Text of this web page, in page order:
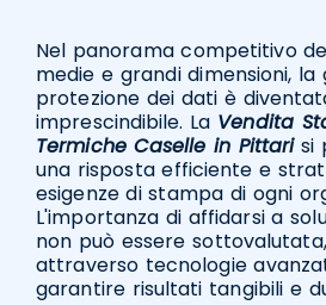
Nel panorama competitivo
medie e grandi dimensioni, la
protezione dei dati è
imprescindibile. La Vendita
Termiche Caselle in Pittarisi
una risposta efficiente e
esigenze di stampa di ogni
L'importanza di affidarsi a
non può essere
attraverso tecnologie
garantire risultati tangibili e